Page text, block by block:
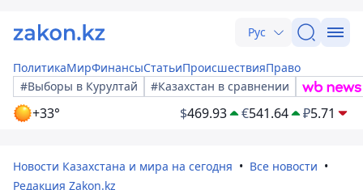
Рус
ПолитикаМирФинансыСтатьиПроисшествияПраво
#Выборы в Курултай
#Казахстан в сравнении
+33° $469.93 €541.64 ₽5.71
Новости Казахстана и мира на сегодня
Все новости
Редакция Zakon.kz